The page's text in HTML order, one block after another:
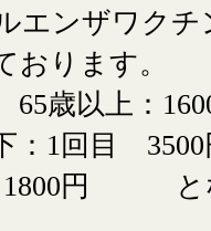
エンザワクチ
おります。
歳以上：
：1回目 3500
円 とな